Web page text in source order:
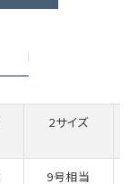
2サイズ
9号相当